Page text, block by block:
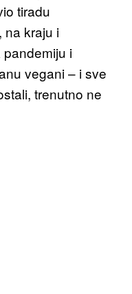
tiradu
na kraju i
i
vegani – i sve
trenutno ne